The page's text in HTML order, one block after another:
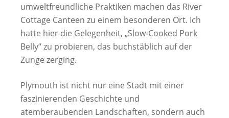
umweltfreundliche Praktiken machen das River
Cottage Canteen zu einem besonderen Ort. Ich
hatte hier die Gelegenheit, „Slow-Cooked Pork
Belly“ zu probieren, das buchstäblich auf der
Zunge zerging.
Plymouth ist nicht nur eine Stadt mit einer
faszinierenden Geschichte und
atemberaubenden Landschaften, sondern auch